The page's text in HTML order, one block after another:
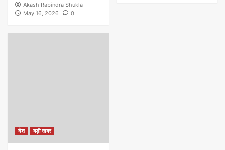
Akash Rabindra Shukla
May 16, 2026
0
देश बड़ी खबर